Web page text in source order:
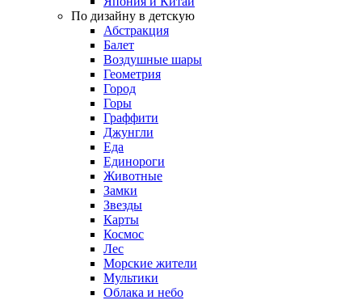
По дизайну в детскую
Абстракция
Балет
Воздушные шары
Геометрия
Город
Горы
Граффити
Джунгли
Еда
Единороги
Животные
Замки
Звезды
Карты
Космос
Лес
Морские жители
Мультики
Облака и небо